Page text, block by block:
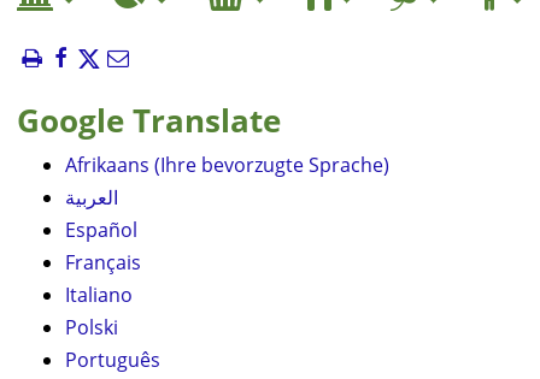
Google Translate
Afrikaans (Ihre bevorzugte Sprache)
العربية
Español
Français
Italiano
Polski
Português